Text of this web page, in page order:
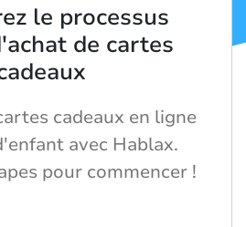
le processus
de cartes
cadeaux en ligne
avec Hablax.
pour commencer !